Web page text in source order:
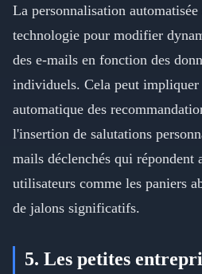
La personnalisation
technologie pour modifier
des e-mails en fonction des
individuels. Cela peut impliquer
automatique des
l'insertion de salutations
mails déclenchés qui répondent
utilisateurs comme les paniers
de jalons significatifs.
5. Les petites